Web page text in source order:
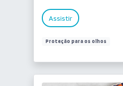
Assistir
Proteção para os olhos